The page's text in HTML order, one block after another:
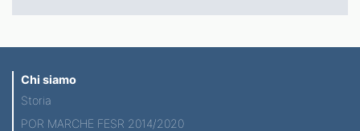
Chi siamo
Storia
POR MARCHE FESR 2014/2020